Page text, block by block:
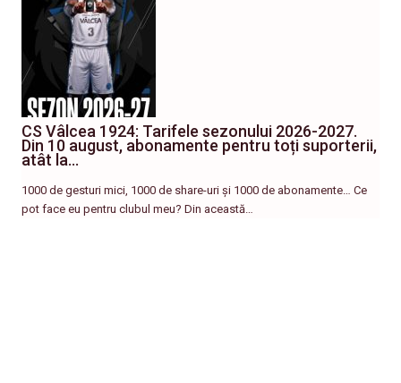
CS Vâlcea 1924: Tarifele sezonului 2026-2027.
Din 10 august, abonamente pentru toți suporterii,
atât la…
1000 de gesturi mici, 1000 de share-uri și 1000 de abonamente… Ce
pot face eu pentru clubul meu? Din această…